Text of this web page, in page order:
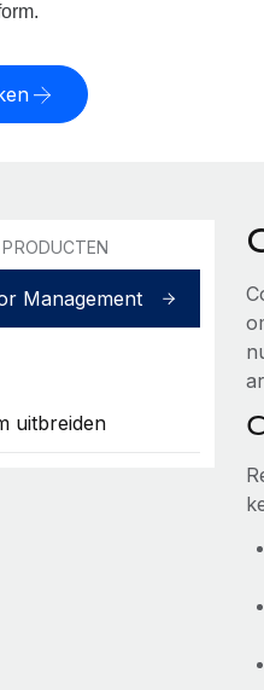
Management
uitbreiden